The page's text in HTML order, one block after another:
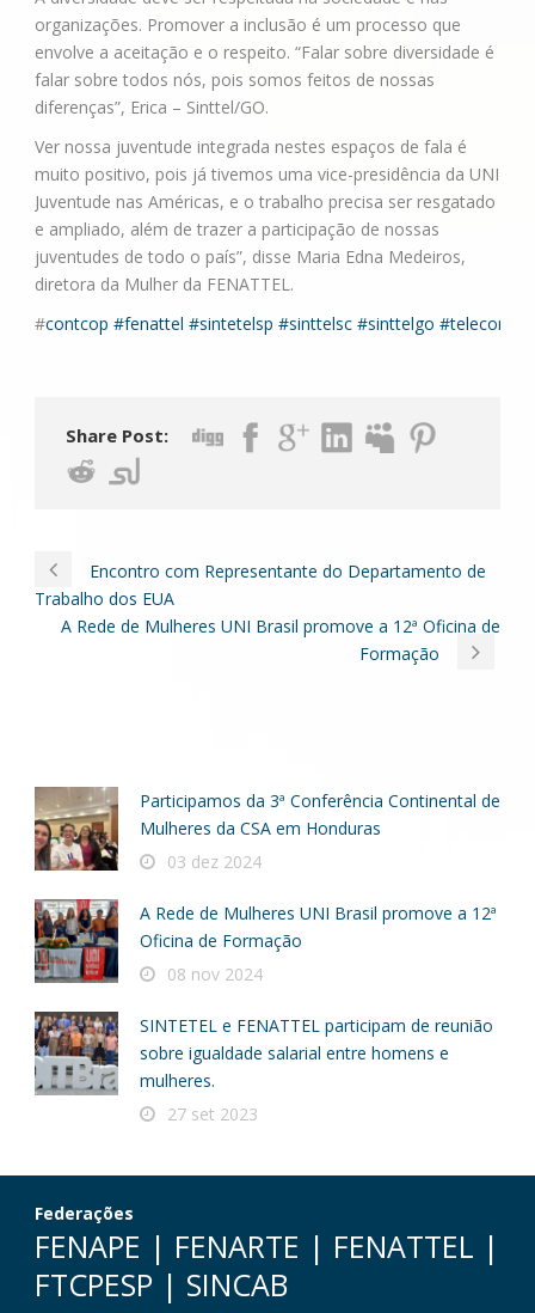
organizações. Promover a inclusão é um processo que
envolve a aceitação e o respeito. “Falar sobre diversidade é
falar sobre todos nós, pois somos feitos de nossas
diferenças”, Erica – Sinttel/GO.
Ver nossa juventude integrada nestes espaços de fala é
muito positivo, pois já tivemos uma vice-presidência da UNI
Juventude nas Américas, e o trabalho precisa ser resgatado
e ampliado, além de trazer a participação de nossas
juventudes de todo o país”, disse Maria Edna Medeiros,
diretora da Mulher da FENATTEL.
#contcop #fenattel #sintetelsp #sinttelsc #sinttelgo
Share Post:
Encontro com Representante do Departamento de
Trabalho dos EUA
A Rede de Mulheres UNI Brasil promove a 12ª Oficina de
Formação
Participamos da 3ª Conferência Continental de
Mulheres da CSA em Honduras
03 dez 2024
A Rede de Mulheres UNI Brasil promove a 12ª
Oficina de Formação
08 nov 2024
SINTETEL e FENATTEL participam de reunião
sobre igualdade salarial entre homens e
mulheres.
27 set 2023
Federações
FENAPE | FENARTE | FENATTEL |
FTCPESP | SINCAB